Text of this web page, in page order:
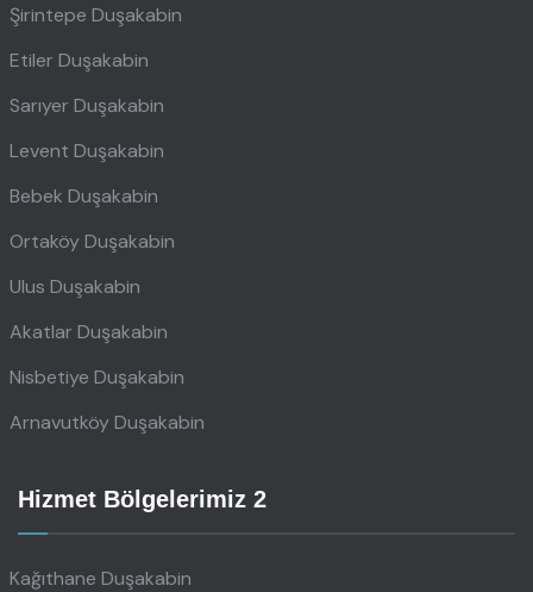
Şirintepe Duşakabin
Etiler Duşakabin
Sarıyer Duşakabin
Levent Duşakabin
Bebek Duşakabin
Ortaköy Duşakabin
Ulus Duşakabin
Akatlar Duşakabin
Nisbetiye Duşakabin
Arnavutköy Duşakabin
Hizmet Bölgelerimiz 2
Kağıthane Duşakabin